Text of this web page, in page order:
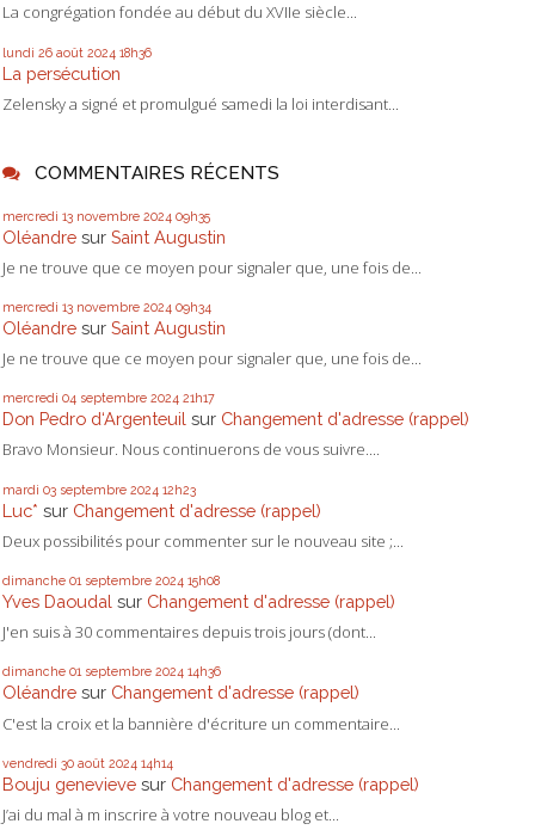
La congrégation fondée au début du XVIIe siècle...
lundi 26 août 2024 18h36
La persécution
Zelensky a signé et promulgué samedi la loi interdisant...
COMMENTAIRES RÉCENTS
mercredi 13 novembre 2024 09h35
Oléandre sur Saint Augustin
Je ne trouve que ce moyen pour signaler que, une fois de...
mercredi 13 novembre 2024 09h34
Oléandre sur Saint Augustin
Je ne trouve que ce moyen pour signaler que, une fois de...
mercredi 04 septembre 2024 21h17
Don Pedro d‘Argenteuil sur Changement d'adresse (rappel)
Bravo Monsieur. Nous continuerons de vous suivre....
mardi 03 septembre 2024 12h23
Luc* sur Changement d'adresse (rappel)
Deux possibilités pour commenter sur le nouveau site ;...
dimanche 01 septembre 2024 15h08
Yves Daoudal sur Changement d'adresse (rappel)
J'en suis à 30 commentaires depuis trois jours (dont...
dimanche 01 septembre 2024 14h36
Oléandre sur Changement d'adresse (rappel)
C'est la croix et la bannière d'écriture un commentaire...
vendredi 30 août 2024 14h14
Bouju genevieve sur Changement d'adresse (rappel)
J’ai du mal à m inscrire à votre nouveau blog et...